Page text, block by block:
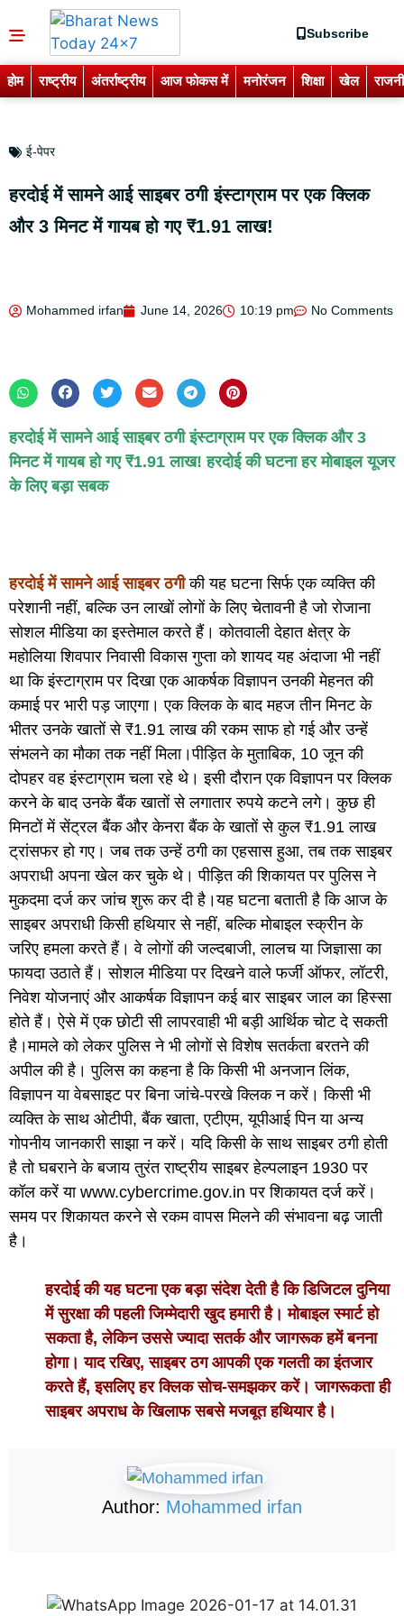
Subscribe
होम राष्ट्रीय अंतर्राष्ट्रीय आज फोकस में मनोरंजन शिक्षा खेल
ई-पेपर
हरदोई में सामने आई साइबर ठगी इंस्टाग्राम पर एक क्लिक
और 3 मिनट में गायब हो गए ₹1.91 लाख!
Mohammed irfan June 14, 2026 10:19 pm No Comments
हरदोई में सामने आई साइबर ठगी इंस्टाग्राम पर एक क्लिक और 3
मिनट में गायब हो गए ₹1.91 लाख! हरदोई की घटना हर मोबाइल यूजर
के लिए बड़ा सबक
हरदोई में सामने आई साइबर ठगी की यह घटना सिर्फ एक व्यक्ति की
परेशानी नहीं, बल्कि उन लाखों लोगों के लिए चेतावनी है जो रोजाना
सोशल मीडिया का इस्तेमाल करते हैं। कोतवाली देहात क्षेत्र के
महोलिया शिवपार निवासी विकास गुप्ता को शायद यह अंदाजा भी नहीं
था कि इंस्टाग्राम पर दिखा एक आकर्षक विज्ञापन उनकी मेहनत की
कमाई पर भारी पड़ जाएगा। एक क्लिक के बाद महज तीन मिनट के
भीतर उनके खातों से ₹1.91 लाख की रकम साफ हो गई और उन्हें
संभलने का मौका तक नहीं मिला।पीड़ित के मुताबिक, 10 जून की
दोपहर वह इंस्टाग्राम चला रहे थे। इसी दौरान एक विज्ञापन पर क्लिक
करने के बाद उनके बैंक खातों से लगातार रुपये कटने लगे। कुछ ही
मिनटों में सेंट्रल बैंक और केनरा बैंक के खातों से कुल ₹1.91 लाख
ट्रांसफर हो गए। जब तक उन्हें ठगी का एहसास हुआ, तब तक साइबर
अपराधी अपना खेल कर चुके थे। पीड़ित की शिकायत पर पुलिस ने
मुकदमा दर्ज कर जांच शुरू कर दी है।यह घटना बताती है कि आज के
साइबर अपराधी किसी हथियार से नहीं, बल्कि मोबाइल स्क्रीन के
जरिए हमला करते हैं। वे लोगों की जल्दबाजी, लालच या जिज्ञासा का
फायदा उठाते हैं। सोशल मीडिया पर दिखने वाले फर्जी ऑफर, लॉटरी,
निवेश योजनाएं और आकर्षक विज्ञापन कई बार साइबर जाल का हिस्सा
होते हैं। ऐसे में एक छोटी सी लापरवाही भी बड़ी आर्थिक चोट दे सकती
है।मामले को लेकर पुलिस ने भी लोगों से विशेष सतर्कता बरतने की
अपील की है। पुलिस का कहना है कि किसी भी अनजान लिंक,
विज्ञापन या वेबसाइट पर बिना जांचे-परखे क्लिक न करें। किसी भी
व्यक्ति के साथ ओटीपी, बैंक खाता, एटीएम, यूपीआई पिन या अन्य
गोपनीय जानकारी साझा न करें। यदि किसी के साथ साइबर ठगी होती
है तो घबराने के बजाय तुरंत राष्ट्रीय साइबर हेल्पलाइन 1930 पर
कॉल करें या www.cybercrime.gov.in पर शिकायत दर्ज करें।
समय पर शिकायत करने से रकम वापस मिलने की संभावना बढ़ जाती
है।
हरदोई की यह घटना एक बड़ा संदेश देती है कि डिजिटल दुनिया
में सुरक्षा की पहली जिम्मेदारी खुद हमारी है। मोबाइल स्मार्ट हो
सकता है, लेकिन उससे ज्यादा सतर्क और जागरूक हमें बनना
होगा। याद रखिए, साइबर ठग आपकी एक गलती का इंतजार
करते हैं, इसलिए हर क्लिक सोच-समझकर करें। जागरूकता ही
साइबर अपराध के खिलाफ सबसे मजबूत हथियार है।
Author: Mohammed irfan